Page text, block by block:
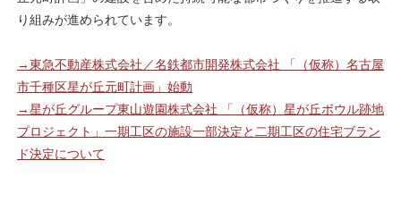
り組みが進められています。
→東急不動産株式会社／名鉄都市開発株式会社 「（仮称）名古屋
市千種区星が丘元町計画」始動
→星が丘グループ東山遊園株式会社 「（仮称）星が丘ボウル跡地
プロジェクト」一期工区の施設一部決定と二期工区の住宅ブラン
ド決定について